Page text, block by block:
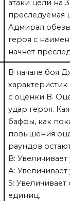
атаки цели на
преследуемая
Адмирал
героя с
начнет
В начале боя
с оценки В.
удар героя.
баффы, как
повышения
раундов
B:
А: Увеличивает
S:
единиц.